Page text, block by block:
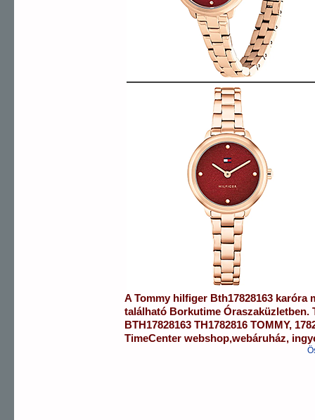
ATommy hilfiger Bth17828163 karóra
található Borkutime Óraszaküzletben.
BTH17828163 TH1782816 TOMMY,
TimeCenter webshop,webáruház,